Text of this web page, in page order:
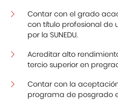
Contar con el grado
con título profesional de
por la SUNEDU.
Acreditar alto
tercio superior en
Contar con la
programa de posgrado